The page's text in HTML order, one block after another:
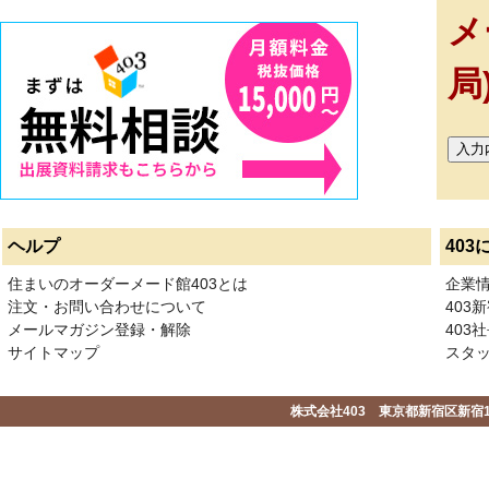
ヘルプ 403
住まいのオーダーメード館403とは
注文・お問い合わせについて
メールマガジン登録・解除
サイトマップ
企業
403
403
スタ
株式会社403 東京都新宿区新